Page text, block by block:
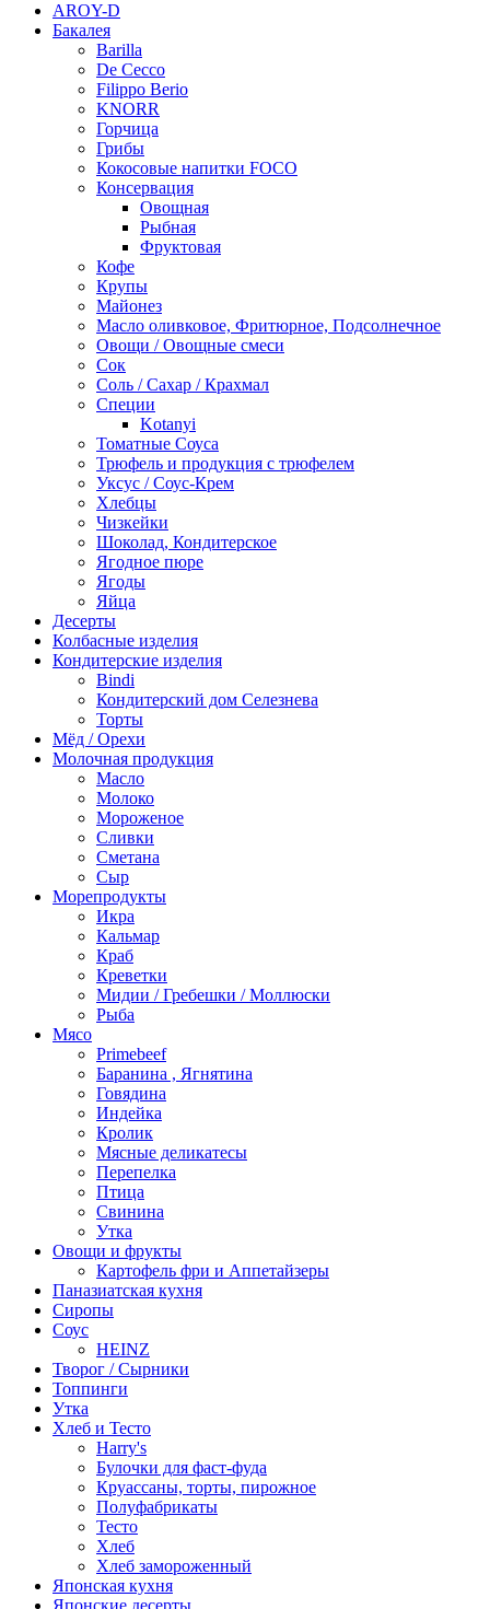
AROY-D
Бакалея
Barilla
De Cecco
Filippo Berio
KNORR
Горчица
Грибы
Кокосовые напитки FOCO
Консервация
Овощная
Рыбная
Фруктовая
Кофе
Крупы
Майонез
Масло оливковое, Фритюрное, Подсолнечное
Овощи / Овощные смеси
Сок
Соль / Сахар / Крахмал
Специи
Kotanyi
Томатные Соуса
Трюфель и продукция с трюфелем
Уксус / Соус-Крем
Хлебцы
Чизкейки
Шоколад, Кондитерское
Ягодное пюре
Ягоды
Яйца
Десерты
Колбасные изделия
Кондитерские изделия
Bindi
Кондитерский дом Селезнева
Торты
Мёд / Орехи
Молочная продукция
Масло
Молоко
Мороженое
Сливки
Сметана
Сыр
Морепродукты
Икра
Кальмар
Краб
Креветки
Мидии / Гребешки / Моллюски
Рыба
Мясо
Primebeef
Баранина , Ягнятина
Говядина
Индейка
Кролик
Мясные деликатесы
Перепелка
Птица
Свинина
Утка
Овощи и фрукты
Картофель фри и Аппетайзеры
Паназиатская кухня​
Сиропы
Соус
HEINZ
Творог / Сырники
Топпинги
Утка
Хлеб и Тесто
Harry's
Булочки для фаст-фуда
Круассаны, торты, пирожное
Полуфабрикаты
Тесто
Хлеб
Хлеб замороженный
Японская кухня